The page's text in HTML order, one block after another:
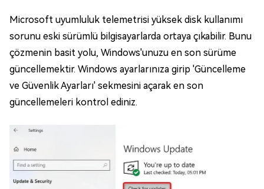
Microsoft uyumluluk telemetrisi yüksek disk kullanımı
sorunu eski sürümlü bilgisayarlarda ortaya çıkabilir. Bunu
çözmenin basit yolu, Windows'unuzu en son sürüme
güncellemektir. Windows ayarlarınıza girip 'Güncelleme
ve Güvenlik Ayarları' sekmesini açarak en son
güncellemeleri kontrol ediniz.